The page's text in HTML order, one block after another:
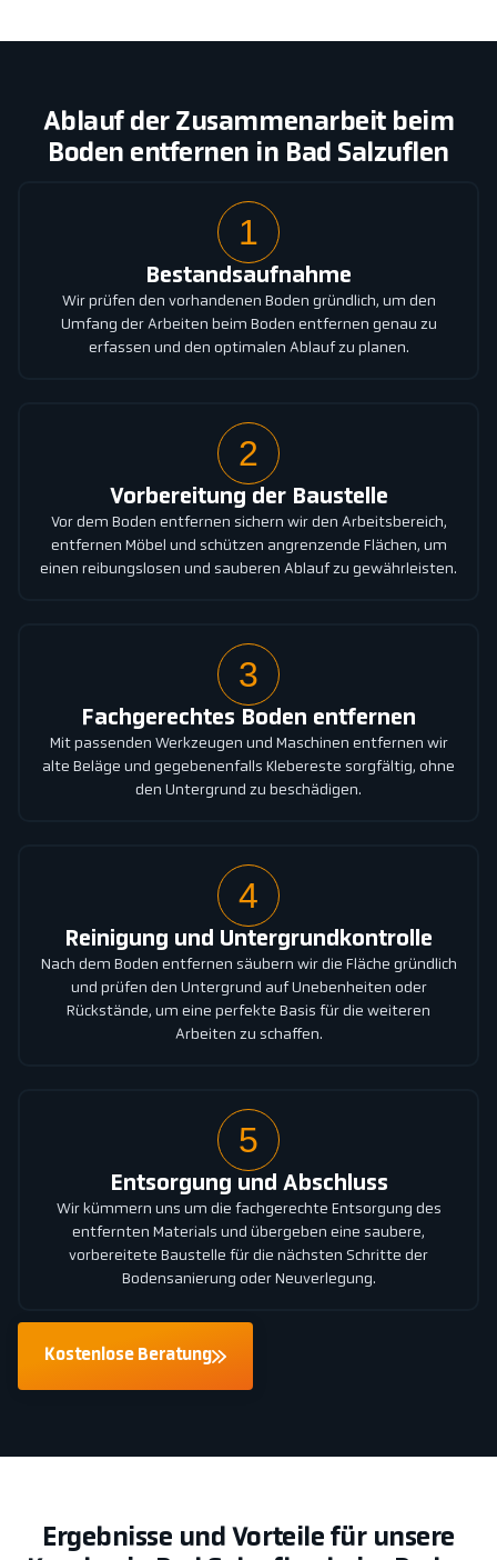
Ablauf der Zusammenarbeit beim
Boden entfernen in Bad Salzuflen
1
Bestandsaufnahme
Wir prüfen den vorhandenen Boden gründlich, um den
Umfang der Arbeiten beim Boden entfernen genau zu
erfassen und den optimalen Ablauf zu planen.
2
Vorbereitung der Baustelle
Vor dem Boden entfernen sichern wir den Arbeitsbereich,
entfernen Möbel und schützen angrenzende Flächen, um
einen reibungslosen und sauberen Ablauf zu gewährleisten.
3
Fachgerechtes Boden entfernen
Mit passenden Werkzeugen und Maschinen entfernen wir
alte Beläge und gegebenenfalls Klebereste sorgfältig, ohne
den Untergrund zu beschädigen.
4
Reinigung und Untergrundkontrolle
Nach dem Boden entfernen säubern wir die Fläche gründlich
und prüfen den Untergrund auf Unebenheiten oder
Rückstände, um eine perfekte Basis für die weiteren
Arbeiten zu schaffen.
5
Entsorgung und Abschluss
Wir kümmern uns um die fachgerechte Entsorgung des
entfernten Materials und übergeben eine saubere,
vorbereitete Baustelle für die nächsten Schritte der
Bodensanierung oder Neuverlegung.
Kostenlose Beratung
Ergebnisse und Vorteile für unsere